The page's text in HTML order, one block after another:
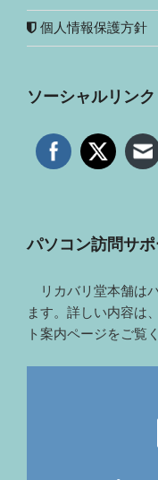
個人情報保護方針
ソーシャルリンク
パソコン訪問サポ
リカバリ堂本舗は
ます。詳しい内容は
ト案内ページをご覧